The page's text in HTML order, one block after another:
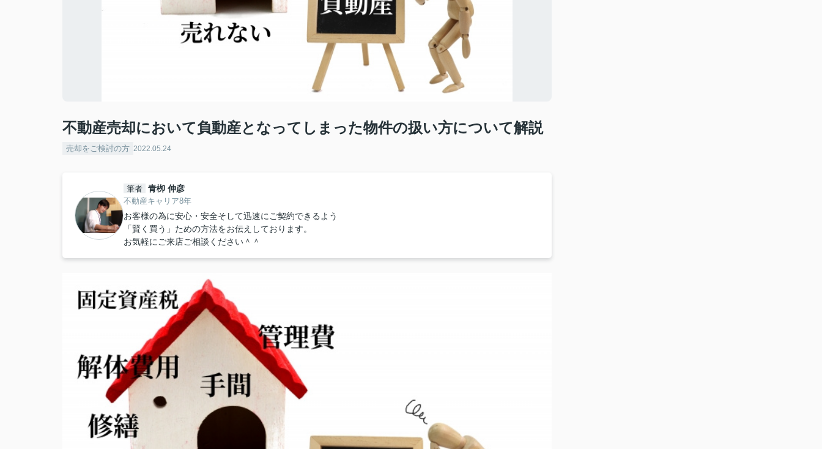
不動産売却において負動産となってしまった物件の扱い方について解説
売却をご検討の方 2022.05.24
筆者 青栁 伸彦
不動産キャリア8年
お客様の為に安心・安全そして迅速にご契約できるよう
「賢く買う」ための方法をお伝えしております。
お気軽にご来店ご相談ください＾＾